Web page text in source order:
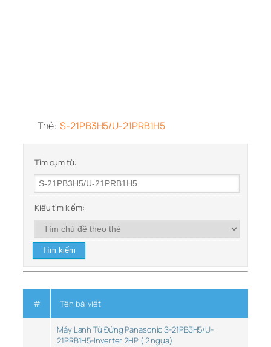
Thẻ:S-21PB3H5/U-21PRB1H5
Tìm cụm từ:
Kiểu tìm kiếm:
# Tên bài viết
Máy Lạnh Tủ Đứng Panasonic S-21PB3H5/U-
21PRB1H5-Inverter 2HP ( 2 ngựa)